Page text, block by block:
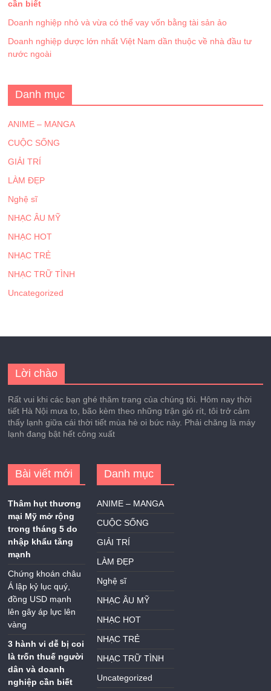
cần biết
Doanh nghiệp nhỏ và vừa có thể vay vốn bằng tài sản ảo
Doanh nghiệp dược lớn nhất Việt Nam dần thuộc về nhà đầu tư
nước ngoài
Danh mục
ANIME – MANGA
CUỘC SỐNG
GIẢI TRÍ
LÀM ĐẸP
Nghệ sĩ
NHẠC ÂU MỸ
NHẠC HOT
NHẠC TRẺ
NHẠC TRỮ TÌNH
Uncategorized
Lời chào
Rất vui khi các bạn ghé thăm trang của chúng tôi. Hôm nay thời
tiết Hà Nội mưa to, bão kèm theo những trận gió rít, tôi trở cảm
thấy lạnh giữa cái thời tiết mùa hè oi bức này. Phải chăng là máy
lạnh đang bật hết công xuất
Bài viết mới
Thâm hụt thương
mại Mỹ mở rộng
trong tháng 5 do
nhập khẩu tăng
mạnh
Chứng khoán châu
Á lập kỷ lục quý,
đồng USD mạnh
lên gây áp lực lên
vàng
3 hành vi dễ bị coi
là trốn thuế người
dân và doanh
nghiệp cần biết
Danh mục
ANIME – MANGA
CUỘC SỐNG
GIẢI TRÍ
LÀM ĐẸP
Nghệ sĩ
NHẠC ÂU MỸ
NHẠC HOT
NHẠC TRẺ
NHẠC TRỮ TÌNH
Uncategorized